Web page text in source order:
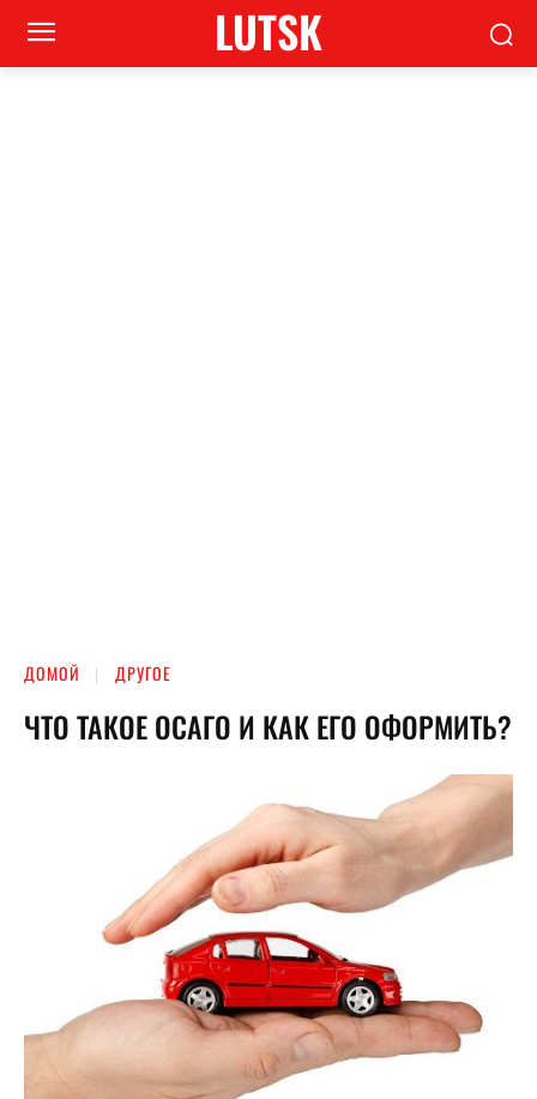
LUTSK
ДОМОЙ ДРУГОЕ
ЧТО ТАКОЕ ОСАГО И КАК ЕГО ОФОРМИТЬ?